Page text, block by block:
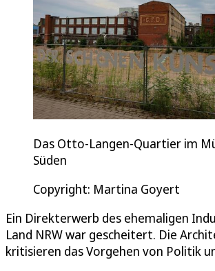
Das Otto-Langen-Quartier im
Süden
Copyright: Martina Goyert
Ein Direkterwerb des ehemaligen
Land NRW war gescheitert. Die
kritisieren das Vorgehen von Politik